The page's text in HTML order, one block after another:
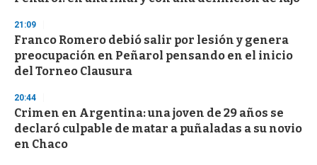
21:09
Franco Romero debió salir por lesión y genera
preocupación en Peñarol pensando en el inicio
del Torneo Clausura
20:44
Crimen en Argentina: una joven de 29 años se
declaró culpable de matar a puñaladas a su novio
en Chaco